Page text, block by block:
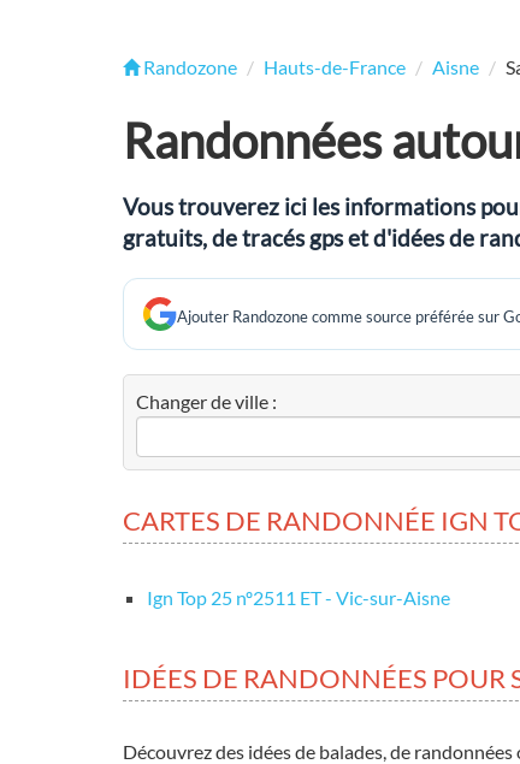
Randozone Hauts-de-France Aisne
Randonnées
Vous trouverez ici les informations
gratuits, de tracés gps et d'idées de
Ajouter Randozone comme source préférée sur
Changer de ville :
CARTES DE RANDONNÉE IGN
Ign Top 25 nº2511 ET - Vic-sur-Aisne
IDÉES DE RANDONNÉES POUR
Découvrez des idées de balades, de